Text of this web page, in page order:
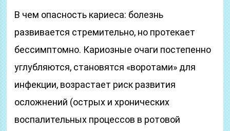
В чем опасность кариеса: болезнь
развивается стремительно, но протекает
бессимптомно. Кариозные очаги постепенно
углубляются, становятся «воротами» для
инфекции, возрастает риск развития
осложнений (острых и хронических
воспалительных процессов в ротовой